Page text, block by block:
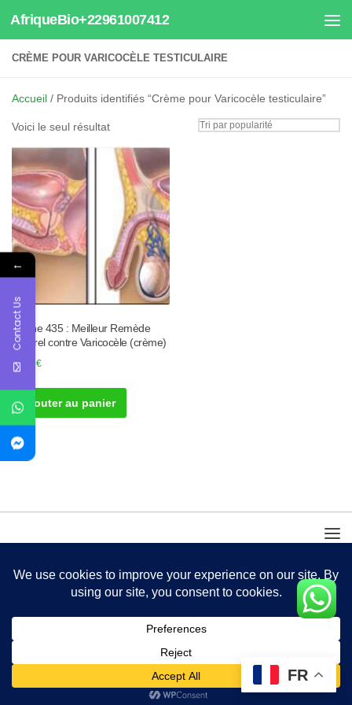
Au dessous du contenu
AfriqueBio+22961007412
CRÈME POUR VARICOCÈLE TESTICULAIRE
Accueil / Produits identifiés “Crème pour Varicocèle testiculaire”
Voici le seul résultat
Tisane 435 : Meilleur Remède
Naturel contre Varicocèle (crème)
40.00€
Ajouter au panier
FR
←
Contact Us